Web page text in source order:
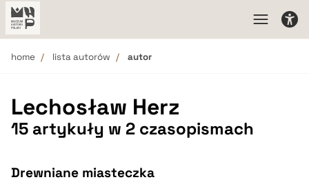
home lista autorów autor
Lechosław Herz
15 artykuły w 2 czasopismach
Drewniane miasteczka